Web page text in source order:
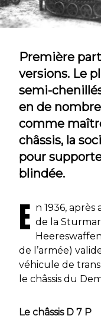
Première
versions. Le
semi-
en de
comme
châssis, la
pour
blindée.
E n 1936,
de la
de l’armée)
véhicule de
le châssis du
Le châssis D 7 P